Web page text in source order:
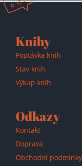
Knihy
Poptávka knih
Stav knih
Výkup knih
Odkazy
Kontakt
Doprava
Obchodní podmínky